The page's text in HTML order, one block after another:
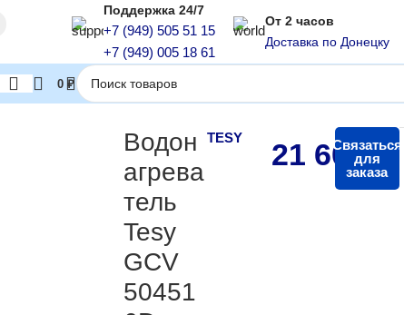
Поддержка 24/7
+7 (949) 505 51 15
+7 (949) 005 18 61
От 2 часов
Доставка по Донецку
0 ₽
Водонагреватель Tesy GCV 504516D B14 TBRC (пр-во Болгария)
Водон
агрева
тель
Tesy
GCV
50451
TESY 21 600₽
Связаться
для
заказа